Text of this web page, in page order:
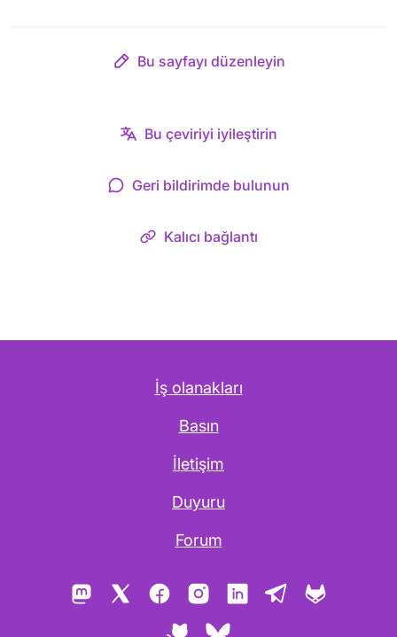
Bu sayfayı düzenleyin
Bu çeviriyi iyileştirin
Geri bildirimde bulunun
Kalıcı bağlantı
İş olanakları
Basın
İletişim
Duyuru
Forum
Mastodon FacebookInstagramLinkedInTelegram
GitHubBluesky